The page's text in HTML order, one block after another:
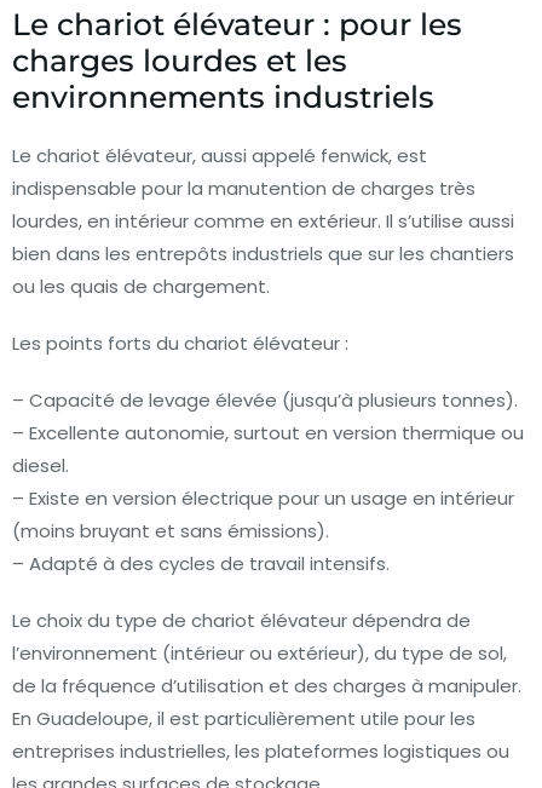
Le chariot élévateur : pour les
charges lourdes et les
environnements industriels
Le chariot élévateur, aussi appelé fenwick, est
indispensable pour la manutention de charges très
lourdes, en intérieur comme en extérieur. Il s’utilise aussi
bien dans les entrepôts industriels que sur les chantiers
ou les quais de chargement.
Les points forts du chariot élévateur :
– Capacité de levage élevée (jusqu’à plusieurs tonnes).
– Excellente autonomie, surtout en version thermique ou
diesel.
– Existe en version électrique pour un usage en intérieur
(moins bruyant et sans émissions).
– Adapté à des cycles de travail intensifs.
Le choix du type de chariot élévateur dépendra de
l’environnement (intérieur ou extérieur), du type de sol,
de la fréquence d’utilisation et des charges à manipuler.
En Guadeloupe, il est particulièrement utile pour les
entreprises industrielles, les plateformes logistiques ou